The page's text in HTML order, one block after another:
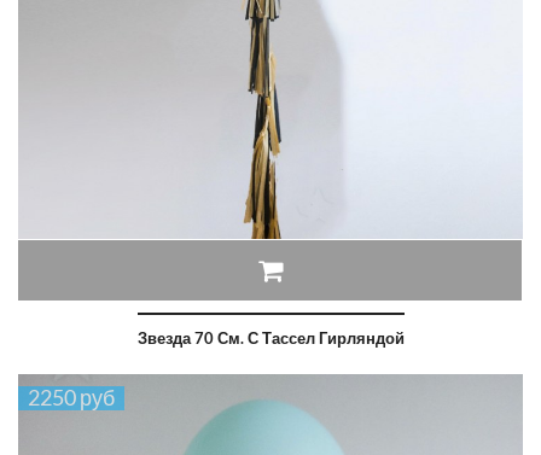
Звезда 70 См. С Тассел Гирляндой
2250 руб